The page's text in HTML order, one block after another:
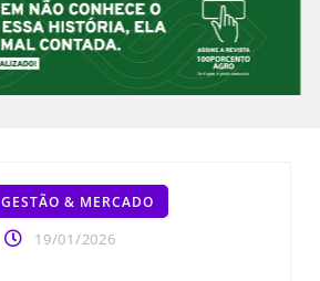
GESTÃO & MERCADO
19/01/2026